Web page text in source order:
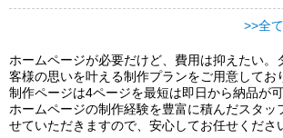
>>全
ホームページが必要だけど、費用は抑えたい。
客様の思いを叶える制作プランをご用意してお
制作ページは4ページを最短は即日から納品が可
ホームページの制作経験を豊富に積んだスタッ
せていただきますので、安心してお任せくださ